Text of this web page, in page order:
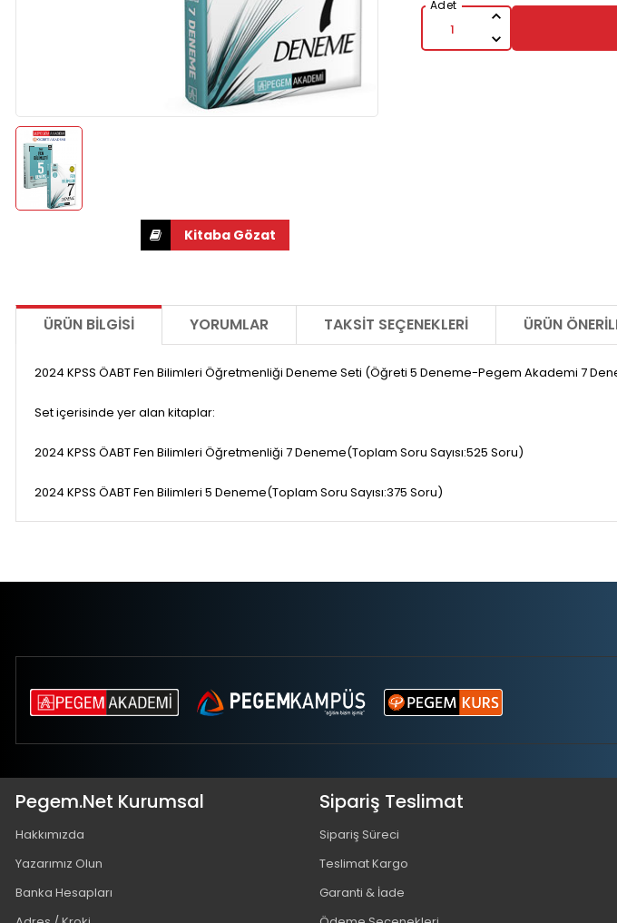
ÜRÜN BILGISI YORUMLAR TAKSIT SEÇENEKLERI ÜRÜN
2024 KPSS ÖABT Fen Bilimleri Öğretmenliği Deneme Seti (Öğreti 5 Deneme-Pegem Akademi 7
Set içerisinde yer alan kitaplar:
2024 KPSS ÖABT Fen Bilimleri Öğretmenliği 7 Deneme(Toplam Soru Sayısı:525 Soru)
2024 KPSS ÖABT Fen Bilimleri 5 Deneme(Toplam Soru Sayısı:375 Soru)
Pegem.Net Kurumsal
Hakkımızda
Yazarımız Olun
Banka Hesapları
Sipariş Teslimat
Sipariş Süreci
Teslimat Kargo
Garanti & İade